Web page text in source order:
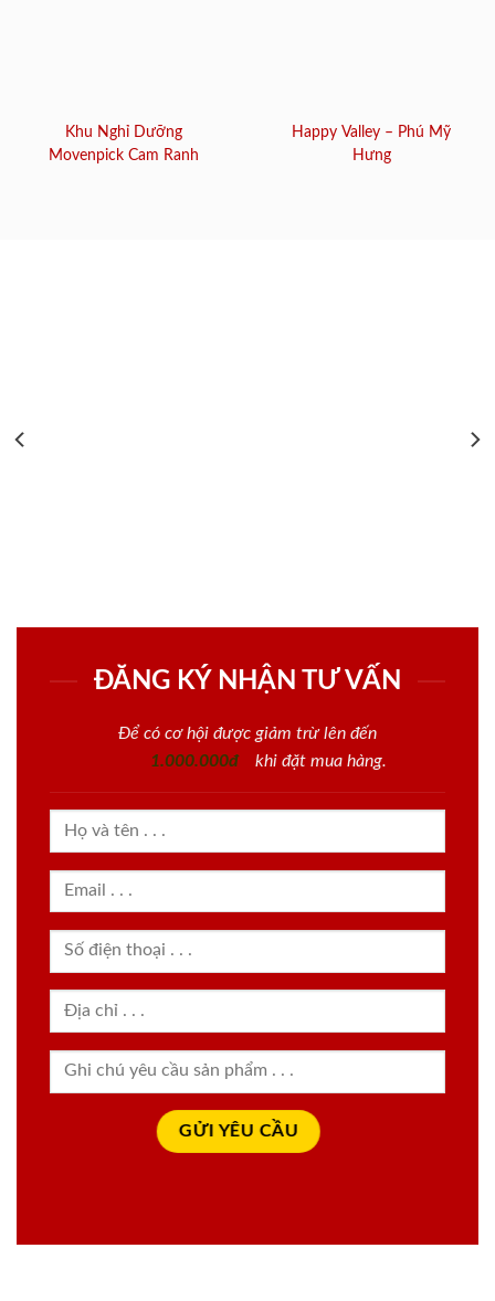
Khu Nghỉ Dưỡng
Movenpick Cam Ranh
Happy Valley – Phú Mỹ
Hưng
ĐĂNG KÝ NHẬN TƯ VẤN
Để có cơ hội được giảm trừ lên đến
1.000.000đ
khi đặt mua hàng.